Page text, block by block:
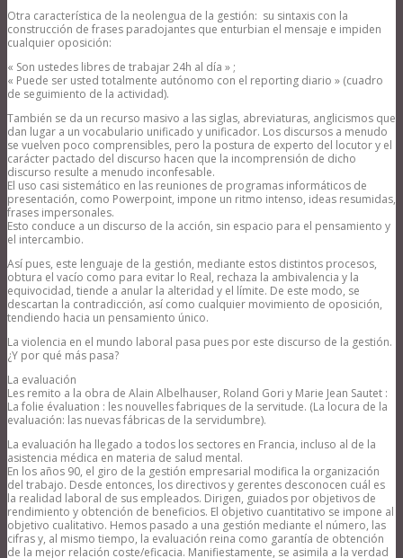
Otra característica de la neolengua de la gestión: su sintaxis con la
construcción de frases paradojantes que enturbian el mensaje e impiden
cualquier oposición:
« Son ustedes libres de trabajar 24h al día » ;
« Puede ser usted totalmente autónomo con el reporting diario » (cuadro
de seguimiento de la actividad).
También se da un recurso masivo a las siglas, abreviaturas, anglicismos que
dan lugar a un vocabulario unificado y unificador. Los discursos a menudo
se vuelven poco comprensibles, pero la postura de experto del locutor y el
carácter pactado del discurso hacen que la incomprensión de dicho
discurso resulte a menudo inconfesable.
El uso casi sistemático en las reuniones de programas informáticos de
presentación, como Powerpoint, impone un ritmo intenso, ideas resumidas,
frases impersonales.
Esto conduce a un discurso de la acción, sin espacio para el pensamiento y
el intercambio.
Así pues, este lenguaje de la gestión, mediante estos distintos procesos,
obtura el vacío como para evitar lo Real, rechaza la ambivalencia y la
equivocidad, tiende a anular la alteridad y el límite. De este modo, se
descartan la contradicción, así como cualquier movimiento de oposición,
tendiendo hacia un pensamiento único.
La violencia en el mundo laboral pasa pues por este discurso de la gestión.
¿Y por qué más pasa?
La evaluación
Les remito a la obra de Alain Albelhauser, Roland Gori y Marie Jean Sautet :
La folie évaluation : les nouvelles fabriques de la servitude. (La locura de la
evaluación: las nuevas fábricas de la servidumbre).
La evaluación ha llegado a todos los sectores en Francia, incluso al de la
asistencia médica en materia de salud mental.
En los años 90, el giro de la gestión empresarial modifica la organización
del trabajo. Desde entonces, los directivos y gerentes desconocen cuál es
la realidad laboral de sus empleados. Dirigen, guiados por objetivos de
rendimiento y obtención de beneficios. El objetivo cuantitativo se impone al
objetivo cualitativo. Hemos pasado a una gestión mediante el número, las
cifras y, al mismo tiempo, la evaluación reina como garantía de obtención
de la mejor relación coste/eficacia. Manifiestamente, se asimila a la verdad